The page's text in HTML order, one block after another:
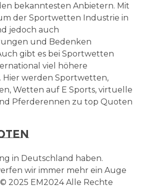
bekanntesten Anbietern. Mit
der Sportwetten Industrie in
jedoch auch
und Bedenken
gibt es bei Sportwetten
viel höhere
Hier werden Sportwetten,
Wetten auf E Sports, virtuelle
Pferderennen zu top Quoten
in Deutschland haben.
wir immer mehr ein Auge
© 2025 EM2024 Alle Rechte